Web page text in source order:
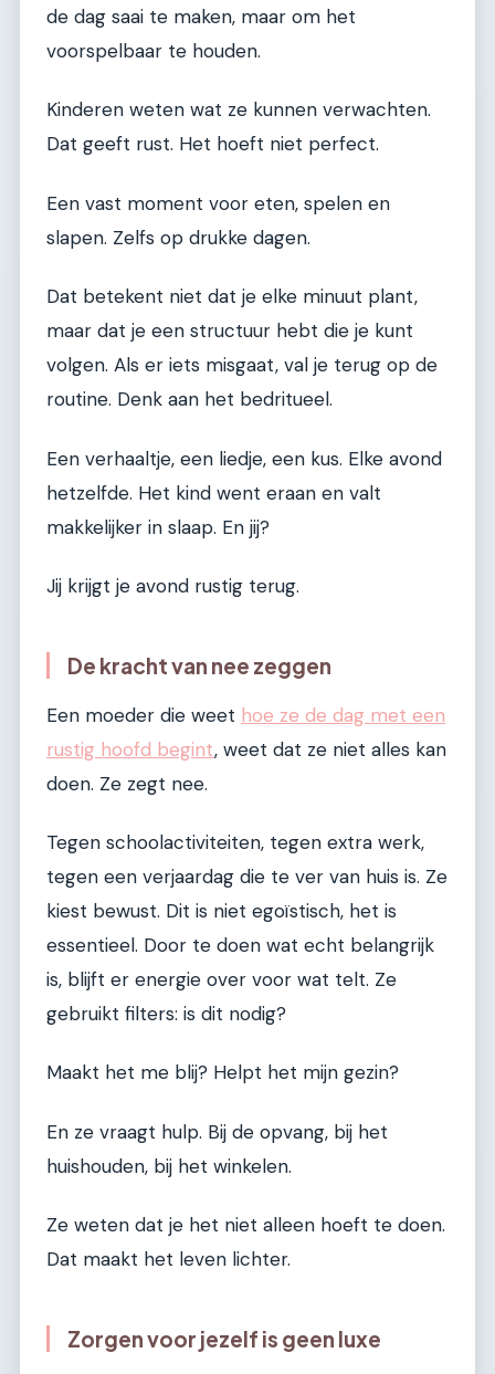
de dag saai te maken, maar om het
voorspelbaar te houden.
Kinderen weten wat ze kunnen verwachten.
Dat geeft rust. Het hoeft niet perfect.
Een vast moment voor eten, spelen en
slapen. Zelfs op drukke dagen.
Dat betekent niet dat je elke minuut plant,
maar dat je een structuur hebt die je kunt
volgen. Als er iets misgaat, val je terug op de
routine. Denk aan het bedritueel.
Een verhaaltje, een liedje, een kus. Elke avond
hetzelfde. Het kind went eraan en valt
makkelijker in slaap. En jij?
Jij krijgt je avond rustig terug.
De kracht van nee zeggen
Een moeder die weet hoe ze de dag met een
rustig hoofd begint, weet dat ze niet alles kan
doen. Ze zegt nee.
Tegen schoolactiviteiten, tegen extra werk,
tegen een verjaardag die te ver van huis is. Ze
kiest bewust. Dit is niet egoïstisch, het is
essentieel. Door te doen wat echt belangrijk
is, blijft er energie over voor wat telt. Ze
gebruikt filters: is dit nodig?
Maakt het me blij? Helpt het mijn gezin?
En ze vraagt hulp. Bij de opvang, bij het
huishouden, bij het winkelen.
Ze weten dat je het niet alleen hoeft te doen.
Dat maakt het leven lichter.
Zorgen voor jezelf is geen luxe